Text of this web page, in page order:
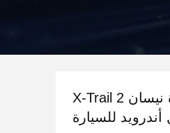
شاشة عمودية تسلا 9.7 بوصة لسيارة نيسان X-Trail 2